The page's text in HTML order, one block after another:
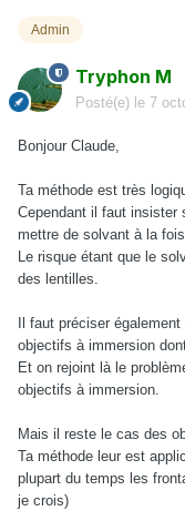
Admin
Tryphon M
Posté(e) le 7
Bonjour Claude,
Ta méthode est très
Cependant il faut insister
mettre de solvant à la fois.
Le risque étant que le
des lentilles.
Il faut préciser
objectifs à immersion
Et on rejoint là le
objectifs à immersion.
Mais il reste le cas des
Ta méthode leur est
plupart du temps les
je crois)